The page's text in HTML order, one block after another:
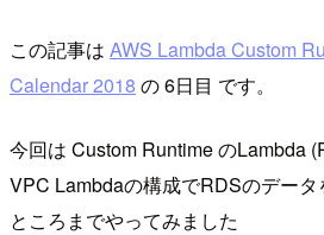
この記事は AWS Lambda Custom
Calendar 2018 の 6日目 です。
今回は Custom Runtime のLambda
VPC Lambdaの構成でRDSのデー
ところまでやってみました